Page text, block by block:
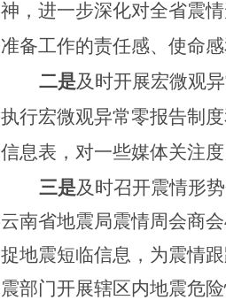
神，进一步深化对全省震
准备工作的责任感、使命感
二是及时开展宏微观
执行宏微观异常零报告制
信息表，对一些媒体关注
三是及时召开震情形
云南省地震局震情周会商会
捉地震短临信息，为震情
震部门开展辖区内地震危